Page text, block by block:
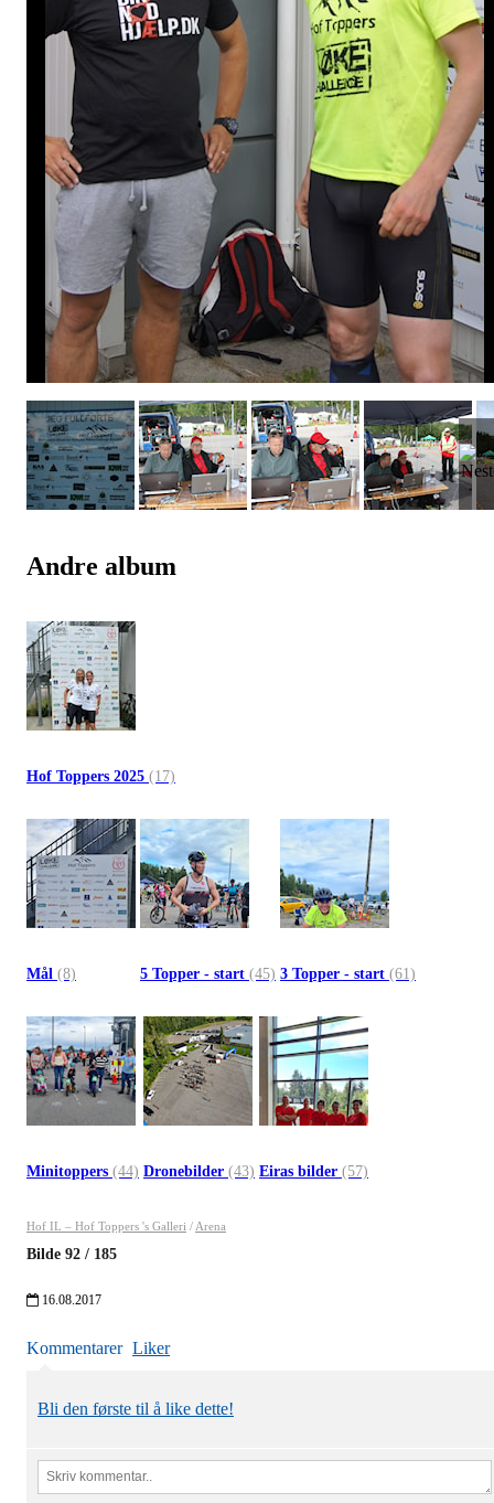
Andre album
Hof Toppers 2025 (17)
Mål (8) 5 Topper - start (45) 3 Topper - start (61)
Minitoppers (44) Dronebilder (43) Eiras bilder (57)
Hof IL – Hof Toppers 's Galleri / Arena
Bilde 92 / 185
16.08.2017
Kommentarer Liker
Bli den første til å like dette!